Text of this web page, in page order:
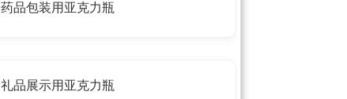
药品包装用亚克力瓶
礼品展示用亚克力瓶